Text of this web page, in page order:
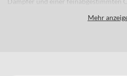
Allround-Trail-Fähigkeiten! Dabei
Mehr